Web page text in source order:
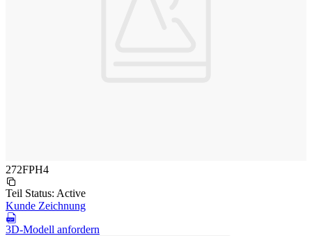
272FPH4
Teil Status: Active
Kunde Zeichnung
3D-Modell anfordern